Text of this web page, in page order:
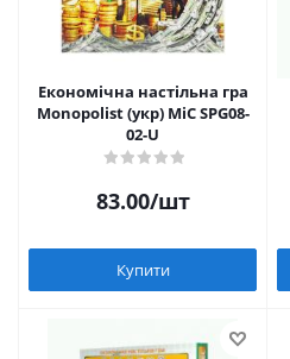
Економічна настільна гра
Monopolist (укр) MiC SPG08-
02-U
83.00/шт
Купити